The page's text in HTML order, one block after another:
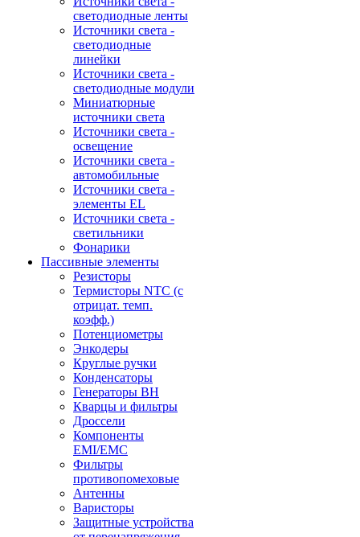
светодиодные ленты
Источники света -
светодиодные
линейки
Источники света -
светодиодные модули
Миниатюрные
источники света
Источники света -
освещение
Источники света -
автомобильные
Источники света -
элементы EL
Источники света -
светильники
Фонарики
Пассивные элементы
Резисторы
Термисторы NTC (с
отрицат. темп.
коэфф.)
Потенциометры
Энкодеры
Круглые ручки
Конденсаторы
Генераторы ВН
Кварцы и фильтры
Дроссели
Компоненты
EMI/EMC
Фильтры
противопомеховые
Антенны
Варисторы
Защитные устройства